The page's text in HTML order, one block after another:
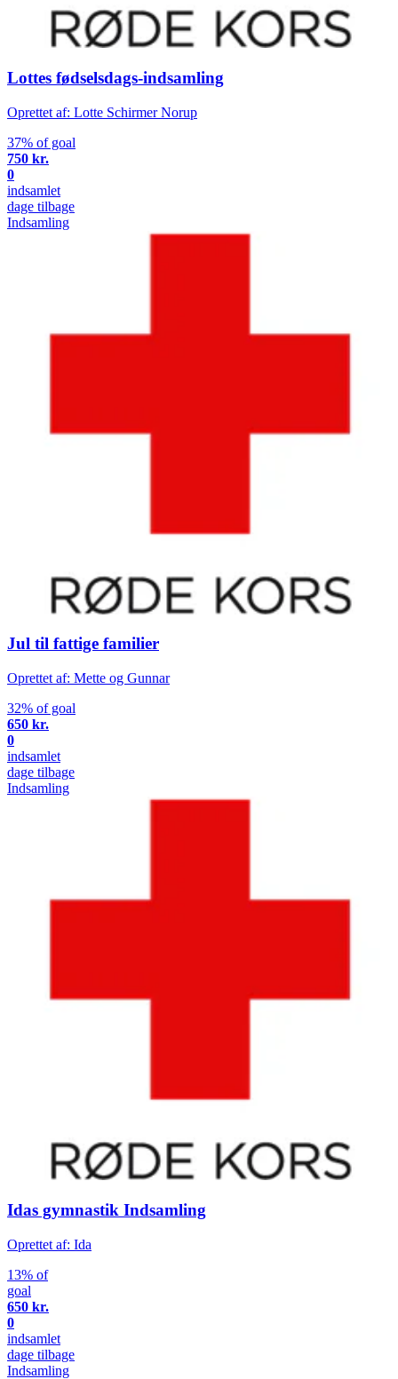
Lottes fødselsdags-indsamling
Oprettet af: Lotte Schirmer Norup
37% of goal
750 kr.
0
indsamlet
dage tilbage
Indsamling
Jul til fattige familier
Oprettet af: Mette og Gunnar
32% of goal
650 kr.
0
indsamlet
dage tilbage
Indsamling
Idas gymnastik Indsamling
Oprettet af: Ida
13% of
goal
650 kr.
0
indsamlet
dage tilbage
Indsamling